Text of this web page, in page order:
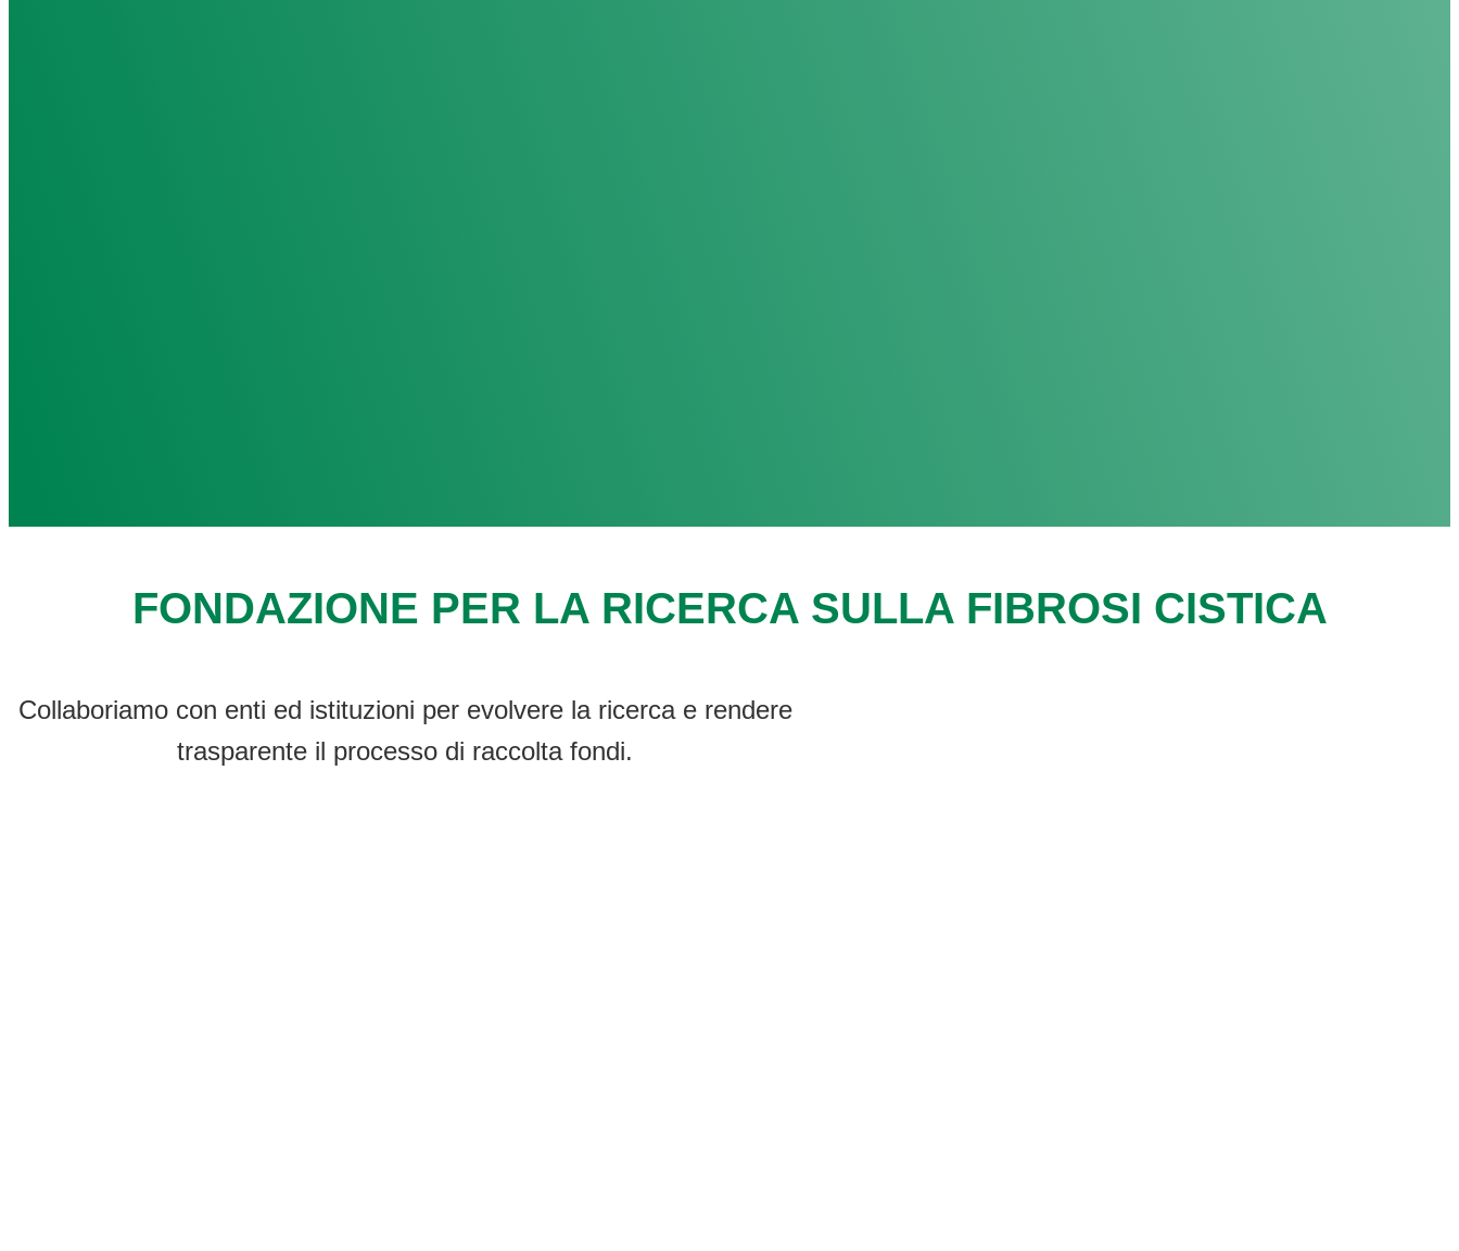
FONDAZIONE PER LA RICERCA SULLA FIBROSI CISTICA
Collaboriamo con enti ed istituzioni per evolvere la ricerca e rendere
trasparente il processo di raccolta fondi.